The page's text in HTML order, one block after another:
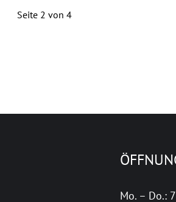
Seite 2 von 4
Mo. – Do.: